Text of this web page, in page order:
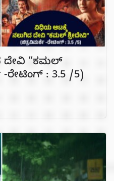
ದೇವಿ “ಕಮಲ್
-ರೇಟಿಂಗ್ : 3.5 /5)